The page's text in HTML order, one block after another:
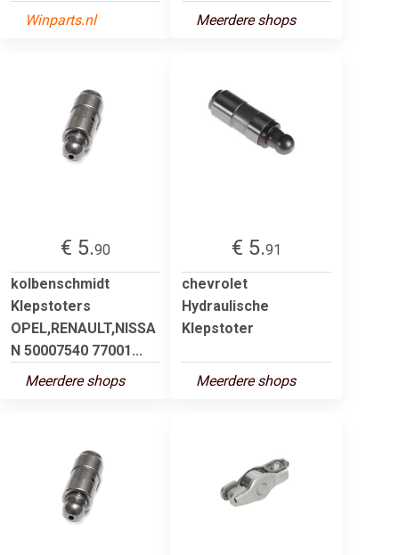
Winparts.nl
Meerdere shops
€ 5.90
kolbenschmidt
Klepstoters
OPEL,RENAULT,NISSA
N 50007540 77001...
Meerdere shops
€ 5.91
chevrolet
Hydraulische
Klepstoter
Meerdere shops